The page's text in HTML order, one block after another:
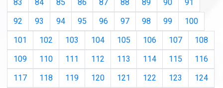
83
84 85 86 87 88 89 90
91
92
93 94 95 96 97 98 99
100
101
102 103 104 105 106 107
108
109
110 111 112 113 114 115
116
117
118 119 120 121 122 123
124